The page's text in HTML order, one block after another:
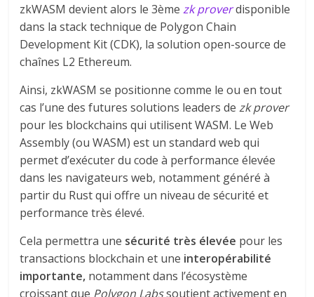
zkWASM devient alors le 3èmezk proverdisponible
dans la stack technique de Polygon Chain
Development Kit (CDK), la solution open-source de
chaînes L2 Ethereum.
Ainsi, zkWASM se positionne comme le ou en tout
cas l’une des futures solutions leaders dezk prover
pour les blockchains qui utilisent WASM. Le Web
Assembly (ou WASM) est un standard web qui
permet d’exécuter du code à performance élevée
dans les navigateurs web, notamment généré à
partir du Rust qui offre un niveau de sécurité et
performance très élevé.
Cela permettra une sécurité très élevée pour les
transactions blockchain et une interopérabilité
importante, notamment dans l’écosystème
croissant que Polygon Labssoutient activement en